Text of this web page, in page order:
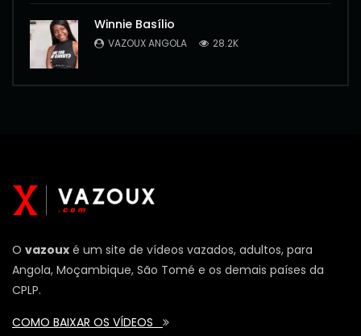
Winnie Basílio
VAZOUX ANGOLA 28.2K
O vazoux é um site de vídeos vazados, adultos, para
Angola, Moçambique, São Tomé e os demais países da
CPLP.
COMO BAIXAR OS VÍDEOS